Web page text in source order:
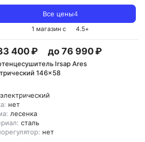
Все цены4
1 магазин с 4.5+
400 ₽ до 76 990 ₽
Irsap Ares
146x58
электрический
нет
лесенка
сталь
нет